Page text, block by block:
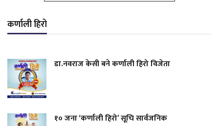
कर्णाली हिरो
डा.नवराज केसी बने कर्णाली हिरो विजेता
१० जना ‘कर्णाली हिरो’ सूचि सार्वजनिक